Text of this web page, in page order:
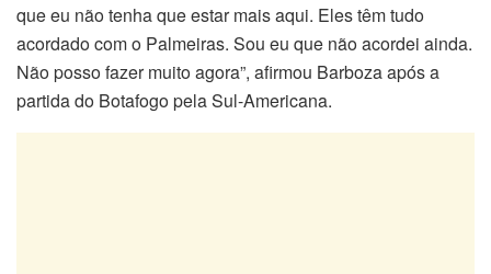
que eu não tenha que estar mais aqui. Eles têm tudo
acordado com o Palmeiras. Sou eu que não acordei ainda.
Não posso fazer muito agora”, afirmou Barboza após a
partida do Botafogo pela Sul-Americana.